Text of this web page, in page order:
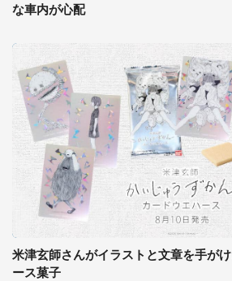
な車内が心配
米津玄師さんがイラストと文章を手が
ース菓子